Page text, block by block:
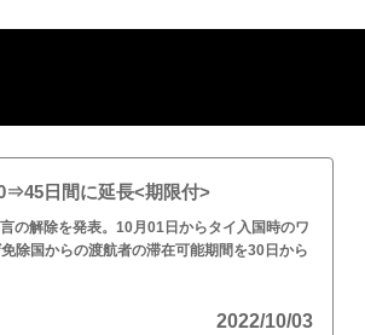
日間に延長<期限付>
の解除を発表。10月01日からタイ入国時のワ
除国からの渡航者の滞在可能期間を30日から
2022/10/03